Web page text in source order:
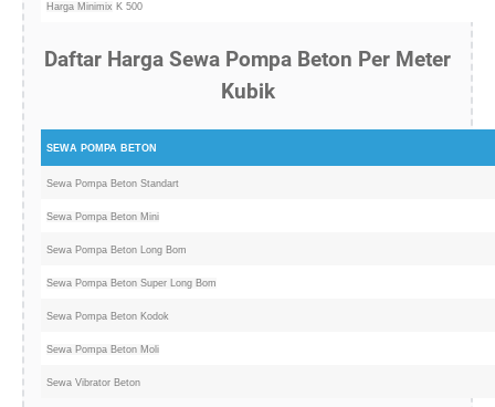
Harga Minimix K 500
Daftar Harga Sewa Pompa Beton Per Meter
Kubik
SEWA POMPA BETON
Sewa Pompa Beton Standart
Sewa Pompa Beton Mini
Sewa Pompa Beton Long Bom
Sewa Pompa Beton Super Long Bom
Sewa Pompa Beton Kodok
Sewa Pompa Beton Moli
Sewa Vibrator Beton